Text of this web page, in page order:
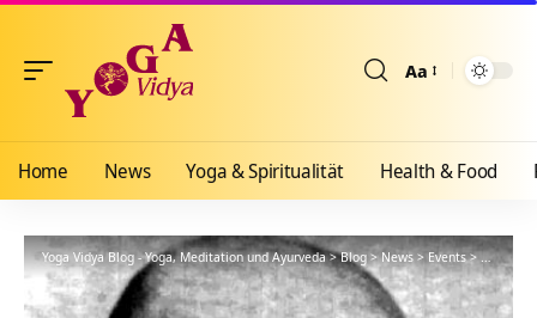
Aa
Home News Yoga & Spiritualität Health & Food
Yoga Vidya Blog - Yoga, Meditation und Ayurveda>Blog>News>Events>Yoga –